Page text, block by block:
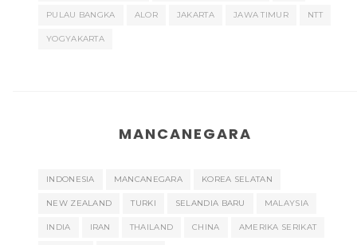
PULAU BANGKA ALOR JAKARTA JAWA TIMUR NTT
YOGYAKARTA
MANCANEGARA
INDONESIA MANCANEGARA KOREA SELATAN
NEW ZEALAND TURKI SELANDIA BARU MALAYSIA
INDIA IRAN THAILAND CHINA AMERIKA SERIKAT